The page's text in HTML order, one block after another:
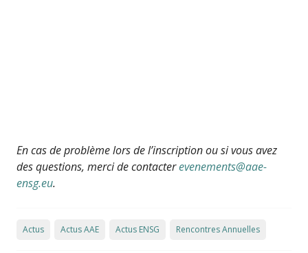
En cas de problème lors de l’inscription ou si vous avez
des questions, merci de contacterevenements@aae-
ensg.eu.
Actus Actus AAE Actus ENSG Rencontres Annuelles